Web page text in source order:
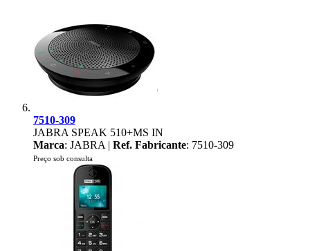
7510-309
JABRA SPEAK 510+MS IN
Marca: JABRA | Ref. Fabricante: 7510-309
Preço sob consulta